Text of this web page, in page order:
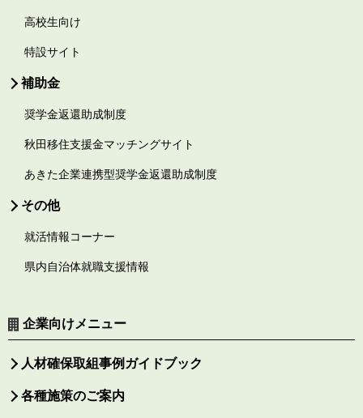
高校生向け
特設サイト
補助金
奨学金返還助成制度
秋田移住支援金マッチングサイト
あきた企業連携型奨学金返還助成制度
その他
就活情報コーナー
県内自治体就職支援情報
企業向けメニュー
人材確保取組事例ガイドブック
各種施策のご案内